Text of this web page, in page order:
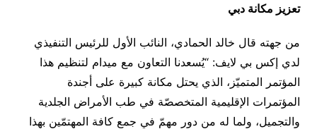
تعزيز مكانة دبي
من جهته قال خالد الحمادي، النائب الأول للرئيس التنفيذي
لدي إكس بي لايف: “يُسعدنا التعاون مع ميدام لتنظيم هذا
المؤتمر المتميّز، الذي يحتل مكانة كبيرة على أجندة
المؤتمرات الإقليمية المتخصصّة في طب الأمراض الجلدية
والتجميل، ولما له من دور مهمّ في جمع كافة المهتمّين بهذا